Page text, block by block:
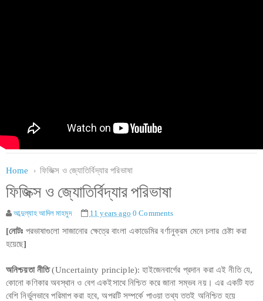
Home ফিজিক্স ও জ্যোতির্বিদ্যার পরিভাষা
ফিজিক্স ও জ্যোতির্বিদ্যার পরিভাষা
আব্দুল্যাহ আদিল মাহমুদ 11 years ago 0 Comments
[নোটঃ পরভাষাগুলো সাজানোর ক্ষেত্রে বাংলা একাডেমির বর্ণানুক্রম মেনে চলার চেষ্টা করা
হয়েছে]
অনিশ্চয়তা নীতি(Uncertainty principle): হাইজেনবার্গের প্রদান করা এই নীতি যে,
কোনো কণিকার অবস্থান ও বেগ একইসাথে নিশ্চিত করে জানা সম্ভব নয়। এর একটি যত
বেশি নির্ভুলভাবে পরিমাপ করা হবে, অপরটি সম্পর্কে পাওয়া তথ্য ততই অনিশ্চিত হয়ে